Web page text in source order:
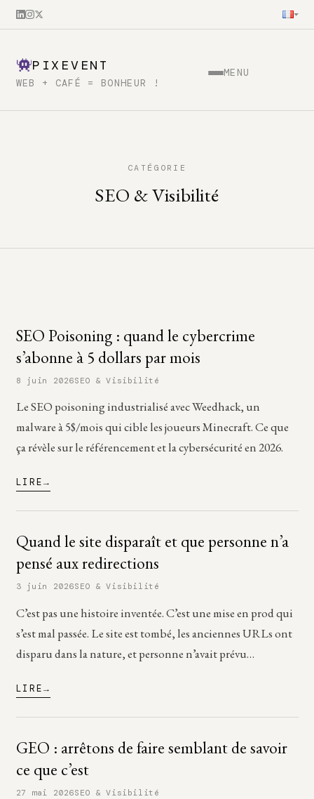
PIXEVENT
WEB + CAFÉ = BONHEUR !
MENU
CATÉGORIE
SEO & Visibilité
SEO Poisoning : quand le cybercrime
s’abonne à 5 dollars par mois
8 juin 2026SEO & Visibilité
Le SEO poisoning industrialisé avec Weedhack, un
malware à 5$/mois qui cible les joueurs Minecraft. Ce que
ça révèle sur le référencement et la cybersécurité en 2026.
LIRE
Quand le site disparaît et que personne n’a
pensé aux redirections
3 juin 2026SEO & Visibilité
C’est pas une histoire inventée. C’est une mise en prod qui
s’est mal passée. Le site est tombé, les anciennes URLs ont
disparu dans la nature, et personne n’avait prévu…
LIRE
GEO : arrêtons de faire semblant de savoir
ce que c’est
27 mai 2026SEO & Visibilité